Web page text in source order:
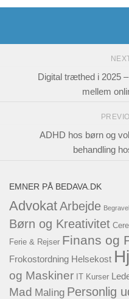
Digital træthed i 2025
mellem
ADHD hos børn og
behandling
EMNER PÅ BEDAVA.DK
AdvokatArbejde
Børn og Kreativitet
Ferie & Rejser Finans og
Frokostordning Helsekost
og Maskiner IT Kurser
Mad Maling Personlig